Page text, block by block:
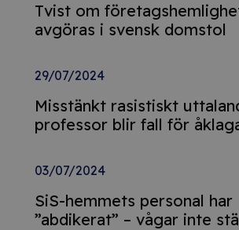
Tvist om
avgöras i svensk domstol
29/07/2024
Misstänkt rasistiskt
professor blir fall för
03/07/2024
SiS-hemmets personal har
”abdikerat” – vågar inte